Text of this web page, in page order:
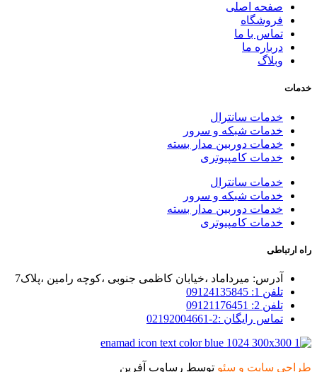
صفحه اصلی
فروشگاه
تماس با ما
درباره ما
وبلاگ
خدمات
خدمات سانترال
خدمات شبکه و سرور
خدمات دوربین مدار بسته
خدمات کامپیوتری
خدمات سانترال
خدمات شبکه و سرور
خدمات دوربین مدار بسته
خدمات کامپیوتری
راه ارتباطی
آدرس: میرداماد ،خیابان کاظمی جنوبی ،کوچه رامین ،پلاک7
تلفن 1: 09124135845
تلفن 2: 09121176451
تماس رایگان :2-02192004661
طراحی سایت و سئو توسط رساوب آفرین